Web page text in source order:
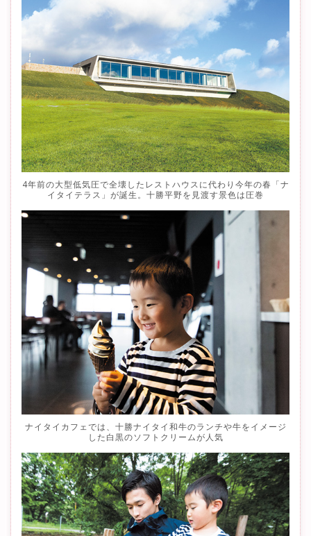
4年前の大型低気圧で全壊したレストハウスに代わり今年の春「ナ
イタイテラス」が誕生。十勝平野を見渡す景色は圧巻
ナイタイカフェでは、十勝ナイタイ和牛のランチや牛をイメージ
した白黒のソフトクリームが人気